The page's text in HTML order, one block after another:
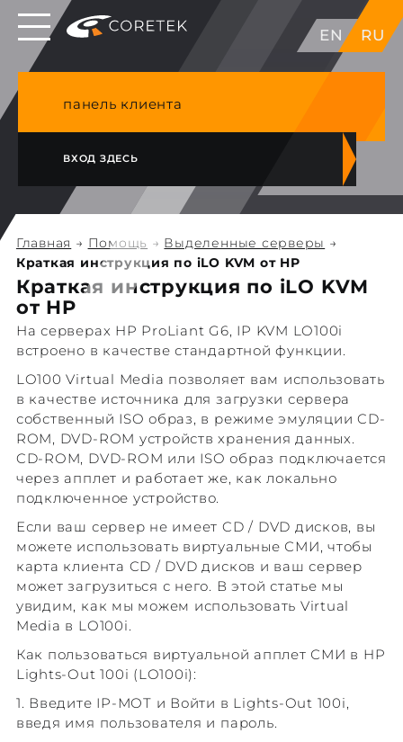
EN RU
Выделенные серверы в ЕС, Японии, ГК, США
NVME VPS & cPanel премиум хостинг в
панель клиента
ВХОД ЗДЕСЬ
Главная → Помощь → Выделенные серверы →
Краткая инструкция по iLO KVM от HP
Краткая инструкция по iLO KVM
от HP
На серверах HP ProLiant G6, IP KVM LO100i
встроено в качестве стандартной функции.
LO100 Virtual Media позволяет вам использовать
в качестве источника для загрузки сервера
собственный ISO образ, в режиме эмуляции CD-
ROM, DVD-ROM устройств хранения данных.
CD-ROM, DVD-ROM или ISO образ подключается
через апплет и работает же, как локально
подключенное устройство.
Если ваш сервер не имеет CD / DVD дисков, вы
можете использовать виртуальные СМИ, чтобы
карта клиента CD / DVD дисков и ваш сервер
может загрузиться с него. В этой статье мы
увидим, как мы можем использовать Virtual
Media в LO100i.
Как пользоваться виртуальной апплет СМИ в HP
Lights-Out 100i (LO100i):
1. Введите IP-МОТ и Войти в Lights-Out 100i,
введя имя пользователя и пароль.